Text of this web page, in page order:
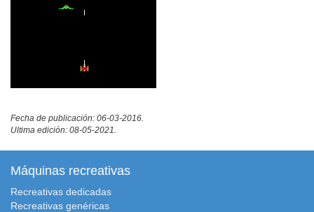
Fecha de publicación: 06-03-2016.
Ultima edición: 08-05-2021.
Máquinas recreativas
Recreativas dedicadas
Recreativas genéricas